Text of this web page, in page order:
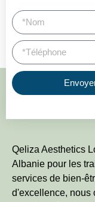
Qeliza Aesthetics
Albanie pour les
services de bien-
d'excellence, nous